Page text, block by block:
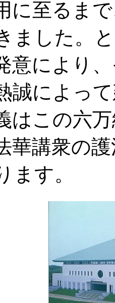
に至るま
ました。
意により
誠によっ
はこの六
華講衆の
ます。